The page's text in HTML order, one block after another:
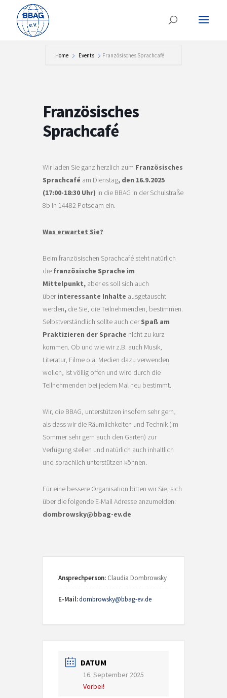
Home Events Französisches Sprachcafé
Französisches
Sprachcafé
Wir laden Sie ganz herzlich zum Französisches
Sprachcafé am Dienstag, den 16.9.2025
(17:00-18:30 Uhr) in die BBAG in der Schulstraße
8b in 14482 Potsdam ein.
Was erwartet Sie?
Beim französischen Sprachcafé steht natürlich
die französische Sprache im
Mittelpunkt, aber es soll sich auch
überinteressante Inhalte ausgetauscht
werden, die Sie, die Teilnehmenden, bestimmen.
Selbstverständlich sollte auch derSpaß am
Praktizieren der Sprache nicht zu kurz
kommen. Ob und wie wir z.B. auch Musik,
Literatur, Filme o.ä. Medien dazu verwenden
wollen, ist völlig offen und wird durch die
Teilnehmenden bei jedem Mal neu bestimmt.
Wir, die BBAG, unterstützen insofern sehr gern,
als dass wir die Räumlichkeiten und Technik (im
Sommer sehr gern auch den Garten) zur
Verfügung stellen und natürlich auch inhaltlich
und sprachlich unterstützen können.
Für eine bessere Organisation bitten wir Sie, sich
über die folgende E-Mail Adresse anzumelden:
dombrowsky@bbag-ev.de
Ansprechperson: Claudia Dombrowsky
E-Mail:dombrowsky@bbag-ev.de
DATUM
16. September 2025
Vorbei!